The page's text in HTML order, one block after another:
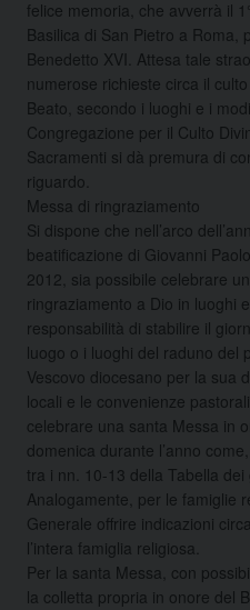
felice memoria, che avverrà il
Basilica di San Pietro a Roma,
Benedetto XVI. Attesa tale
numerose richieste circa il
Beato, secondo i luoghi e i
Congregazione per il Culto
Sacramenti si dà premura di
riguardo.
Messa di ringraziamento
Si dispone che nell’arco
beatificazione di Giovanni
2012, sia possibile celebrare
ringraziamento a Dio in luoghi
responsabilità di stabilire il
luogo o i luoghi del raduno del
Vescovo diocesano per la sua
locali e le convenienze
celebrare una santa Messa in
domenica durante l’anno
tra i nn. 10-13 della Tabella dei
Analogamente, per le famiglie
Generale offrire indicazioni
l’intera famiglia religiosa.
Per la santa Messa, con
la colletta propria in onore del